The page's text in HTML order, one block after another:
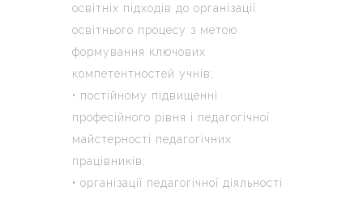
освітніх підходів до організації
освітнього процесу з метою
формування ключових
компетентностей учнів;
• постійному підвищенні
професійного рівня і педагогічної
майстерності педагогічних
працівників;
• організації педагогічної діяльності